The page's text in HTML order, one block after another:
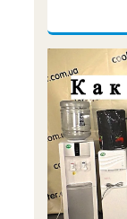
2026-01-12
Чистка
своим...
2026-01-05
Кулер
охла...
2025-11-07